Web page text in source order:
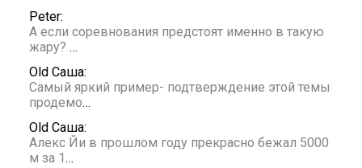
Peter:
А если соревнования предстоят именно в такую
жару? …
Old Саша:
Самый яркий пример- подтверждение этой темы
продемо…
Old Саша:
Алекс Йи в прошлом году прекрасно бежал 5000
м за 1…